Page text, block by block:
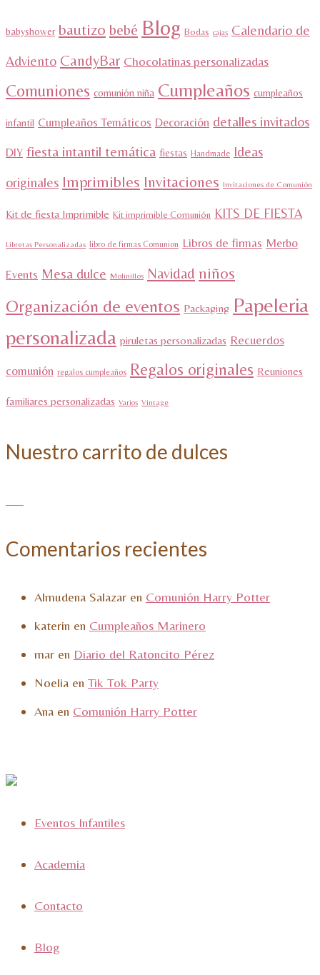
babyshower bautizo bebé Blog Bodas cajas Calendario de
Adviento CandyBar Chocolatinas personalizadas
Comuniones comunión niña Cumpleaños cumpleaños
infantil Cumpleaños Temáticos Decoración detalles invitados
DIY fiesta intantil temática fiestas Handmade Ideas
originales Imprimibles Invitaciones Invitaciones de Comunión
Kit de fiesta Imprimible Kit imprimible Comunión KITS DE FIESTA
Libretas Personalizadas libro de firmas Comunion Libros de firmas Merbo
Events Mesa dulce Molinillos Navidad niños
Organización de eventos Packaging Papeleria
personalizada piruletas personalizadas Recuerdos
comunión regalos cumpleaños Regalos originales Reuniones
familiares personalizadas Varios Vintage
Nuestro carrito de dulces
Comentarios recientes
Almudena Salazar en Comunión Harry Potter
katerin en Cumpleaños Marinero
mar en Diario del Ratoncito Pérez
Noelia en Tik Tok Party
Ana en Comunión Harry Potter
Eventos Infantiles
Academia
Contacto
Blog